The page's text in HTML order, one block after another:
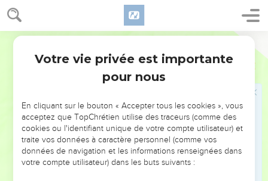
7
500 pièces d’argent, et l'autre 50.
42 Comme ils n'avaient pas de quoi le rembourser, il leur
plus ? »
Simon répondit : « Celui, je pense, auquel il a remis la plus
Puis il se tourna vers la femme et dit à Simon : « Tu vois
cette femme ? Je suis entré dans ta maison et tu ne m'as pas
donné d'eau pour me laver les pieds ; mais elle, elle les a
mouillés de ses larmes et les a essuyés avec ses cheveux.
Votre vie privée est importante
pour nous
En cliquant sur le bouton « Accepter tous les cookies », vous
acceptez que TopChrétien utilise des traceurs (comme des
cookies ou l'identifiant unique de votre compte utilisateur) et
traite vos données à caractère personnel (comme vos
données de navigation et les informations renseignées dans
votre compte utilisateur) dans les buts suivants :